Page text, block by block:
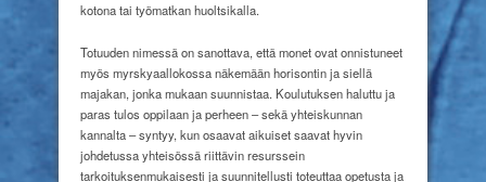
kotona tai työmatkan huoltsikalla.
Totuuden nimessä on sanottava, että monet ovat onnistuneet
myös myrskyaallokossa näkemään horisontin ja siellä
majakan, jonka mukaan suunnistaa. Koulutuksen haluttu ja
paras tulos oppilaan ja perheen – sekä yhteiskunnan
kannalta – syntyy, kun osaavat aikuiset saavat hyvin
johdetussa yhteisössä riittävin resurssein
tarkoituksenmukaisesti ja suunnitellusti toteuttaa opetusta ja